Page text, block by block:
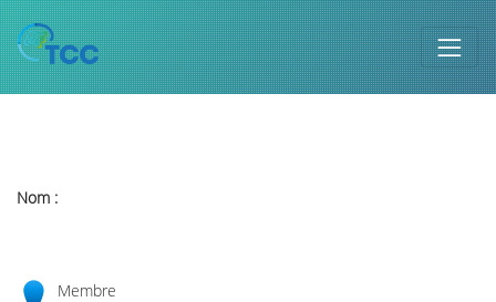
Nom :
Membre